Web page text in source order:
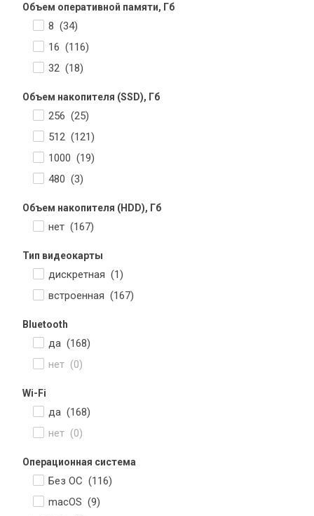
Объем оперативной памяти, Гб
8 (34)
16 (116)
32 (18)
Объем накопителя (SSD), Гб
256 (25)
512 (121)
1000 (19)
480 (3)
Объем накопителя (HDD), Гб
нет (167)
Тип видеокарты
дискретная (1)
встроенная (167)
Bluetooth
да (168)
нет (0)
Wi-Fi
да (168)
нет (0)
Операционная система
Без ОС (116)
macOS (9)